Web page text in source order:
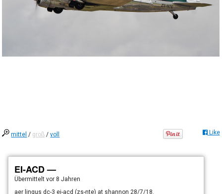
mittel / groß /voll Like
EI-ACD —
Übermitteltvor 8 Jahren
aer lingus dc-3 ei-acd (zs-nte) at shannon 28/7/18.